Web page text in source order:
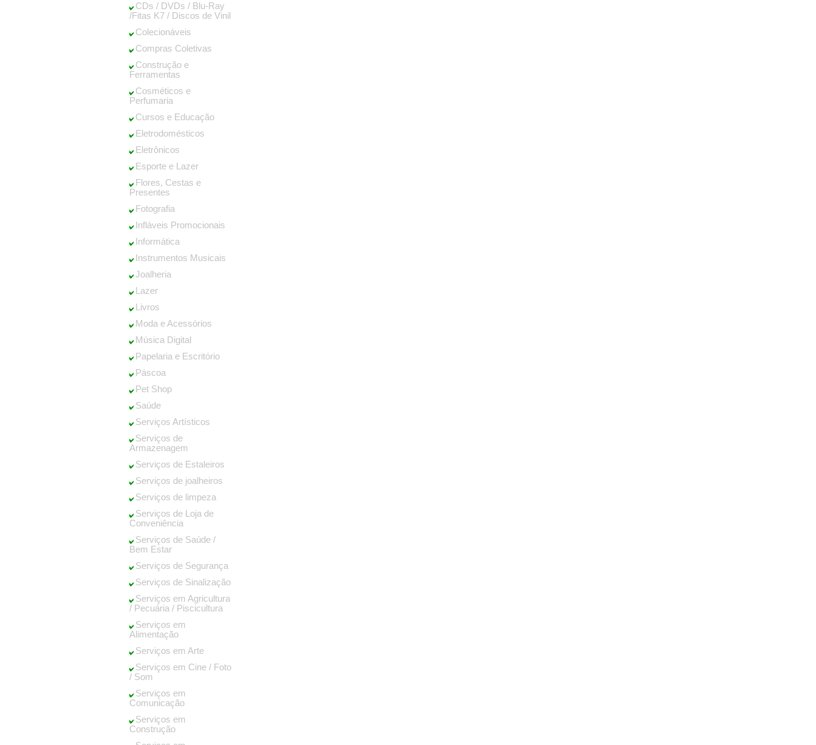
CDs / DVDs / Blu-Ray
/Fitas K7 / Discos de Vinil
Colecionáveis
Compras Coletivas
Construção e
Ferramentas
Cosméticos e
Perfumaria
Cursos e Educação
Eletrodomésticos
Eletrônicos
Esporte e Lazer
Flores, Cestas e
Presentes
Fotografia
Infláveis Promocionais
Informática
Instrumentos Musicais
Joalheria
Lazer
Livros
Moda e Acessórios
Música Digital
Papelaria e Escritório
Páscoa
Pet Shop
Saúde
Serviços Artísticos
Serviços de
Armazenagem
Serviços de Estaleiros
Serviços de joalheiros
Serviços de limpeza
Serviços de Loja de
Conveniência
Serviços de Saúde /
Bem Estar
Serviços de Segurança
Serviços de Sinalização
Serviços em Agricultura
/ Pecuária / Piscicultura
Serviços em
Alimentação
Serviços em Arte
Serviços em Cine / Foto
/ Som
Serviços em
Comunicação
Serviços em
Construção